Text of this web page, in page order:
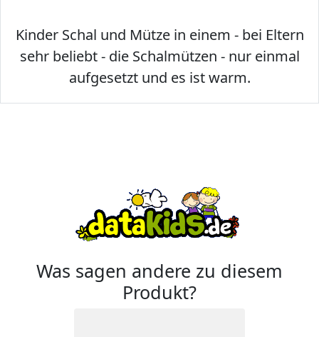
Kinder Schal und Mütze in einem - bei Eltern
sehr beliebt - die Schalmützen - nur einmal
aufgesetzt und es ist warm.
Was sagen andere zu diesem
Produkt?